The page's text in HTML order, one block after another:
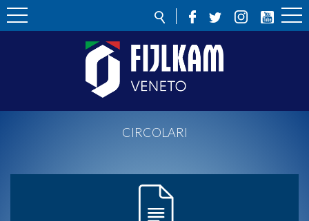
CIRCOLARI